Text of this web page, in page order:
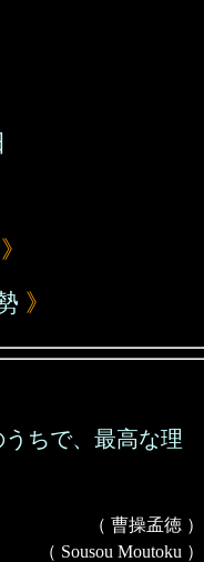
》
》
ちで、最高な理
（ 曹操孟徳 ）
（ Sousou Moutoku ）